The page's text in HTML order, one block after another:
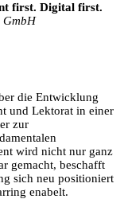
first. Digital first.
GmbH
die Entwicklung
und Lektorat in einer
zur
wird nicht nur ganz
gemacht, beschafft
sich neu positioniert
enabelt.